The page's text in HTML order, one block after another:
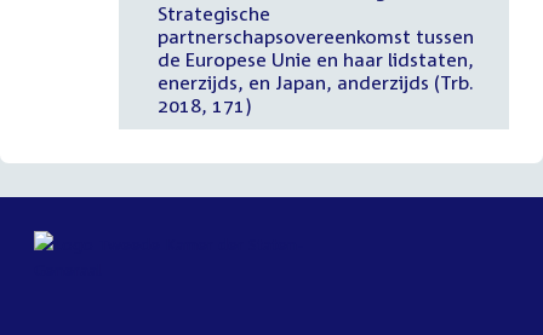
Strategische
partnerschapsovereenkomst tussen
de Europese Unie en haar lidstaten,
enerzijds, en Japan, anderzijds (Trb.
2018, 171)